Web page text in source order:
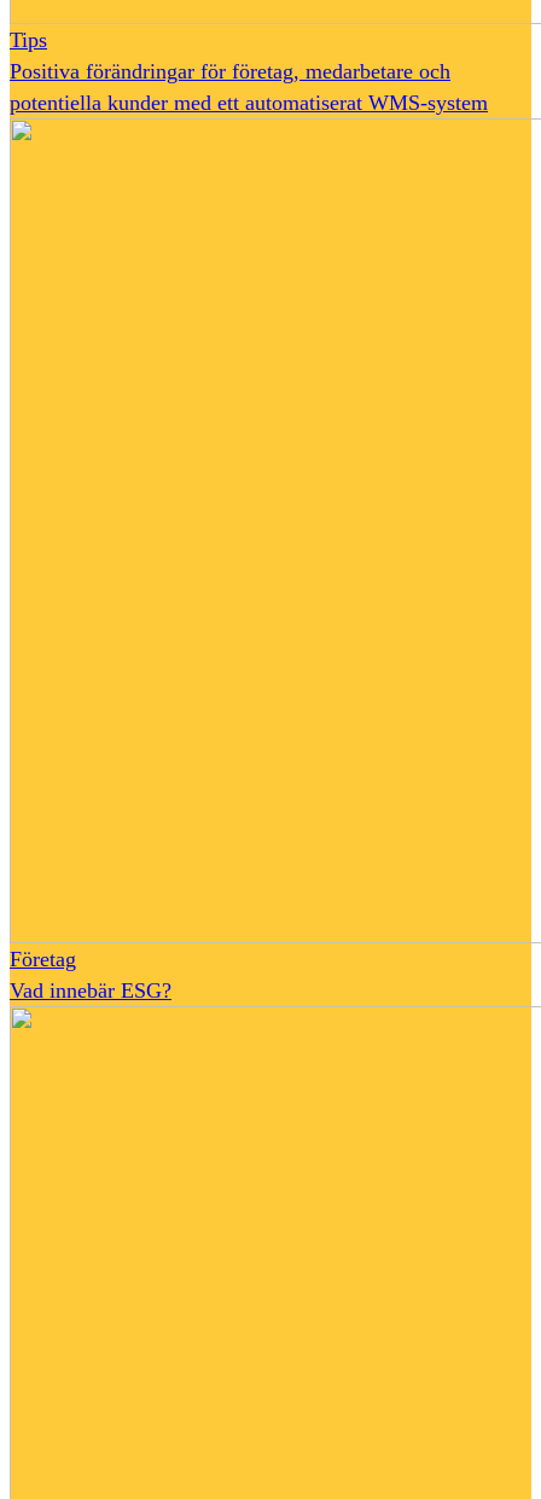
Tips
Positiva förändringar för företag, medarbetare och
potentiella kunder med ett automatiserat WMS-system
Företag
Vad innebär ESG?